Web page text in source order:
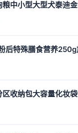
中小型大型犬泰迪
后特殊膳食营养
收纳包大容量化妆